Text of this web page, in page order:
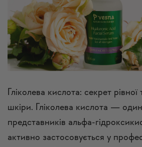
Гліколева кислота: секрет рівної
шкіри. Гліколева кислота —
представників альфа-
активно застосовується у